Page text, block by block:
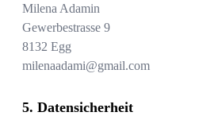
Milena Adamin
Gewerbestrasse 9
8132 Egg
milenaadami@gmail.com
Datensicherheit